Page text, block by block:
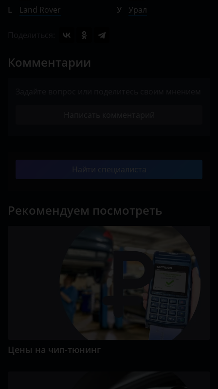
L
Land Rover
У
Урал
Комментарии
Найти специалиста
Рекомендуем посмотреть
Цены на чип-тюнинг